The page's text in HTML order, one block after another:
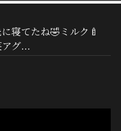
寝てたね🤣ミルク🍼
グ...